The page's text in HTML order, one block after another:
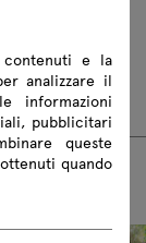
ZW998
contenuti e la
analizzare il
informazioni
pubblicitari
queste
quando